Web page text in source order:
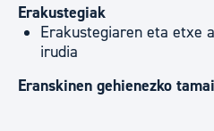
Erakustegiak
Erakustegiaren eta etxe
irudia
Eranskinen gehienezko